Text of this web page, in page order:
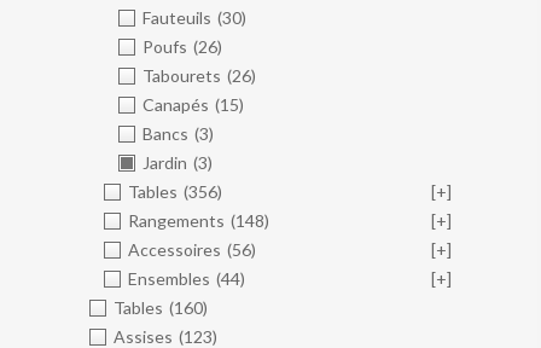
Fauteuils (30)
Poufs (26)
Tabourets (26)
Canapés (15)
Bancs (3)
Jardin (3)
Tables (356)
[+]
Rangements (148)
[+]
Accessoires (56)
[+]
Ensembles (44)
[+]
Tables (160)
Assises (123)